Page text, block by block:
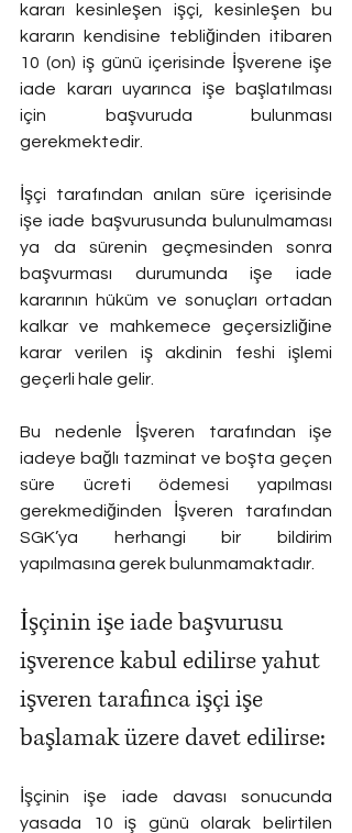
kararı kesinleşen işçi, kesinleşen bu
kararın kendisine tebliğinden itibaren
10 (on) iş günü içerisinde İşverene işe
iade kararı uyarınca işe başlatılması
için başvuruda bulunması
gerekmektedir.
İşçi tarafından anılan süre içerisinde
işe iade başvurusunda bulunulmaması
ya da sürenin geçmesinden sonra
başvurması durumunda işe iade
kararının hüküm ve sonuçları ortadan
kalkar ve mahkemece geçersizliğine
karar verilen iş akdinin feshi işlemi
geçerli hale gelir.
Bu nedenle İşveren tarafından işe
iadeye bağlı tazminat ve boşta geçen
süre ücreti ödemesi yapılması
gerekmediğinden İşveren tarafından
SGK’ya herhangi bir bildirim
yapılmasına gerek bulunmamaktadır.
İşçinin işe iade başvurusu
işverence kabul edilirse yahut
işveren tarafınca işçi işe
başlamak üzere davet edilirse:
İşçinin işe iade davası sonucunda
yasada 10 iş günü olarak belirtilen